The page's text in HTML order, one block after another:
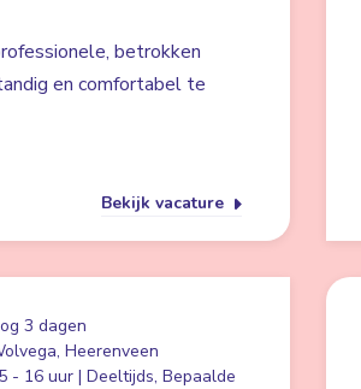
betrokken
en comfortabel te
Bekijk vacature
3 dagen
Heerenveen
- 16 uur | Deeltijds, Bepaalde